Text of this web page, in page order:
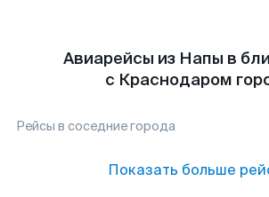
Авиарейсы из Напы в
с Краснодаром
Рейсы в соседние города
Показать больше